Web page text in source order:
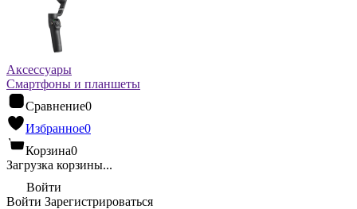
Аксессуары
Смартфоны и планшеты
Сравнение0
Избранное0
Корзина0
Загрузка корзины...
Войти
Войти Зарегистрироваться